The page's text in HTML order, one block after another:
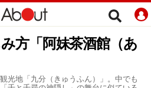
方「阿妹茶酒館（あ
光地「九分（きゅうふん）」。中でも